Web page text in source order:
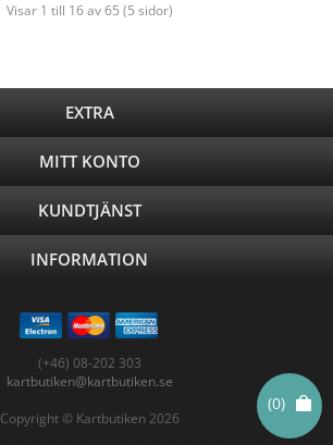
(0)
Visar 1 till 16 av 65 (5 sidor)
EXTRA
MITT KONTO
KUNDTJÄNST
INFORMATION
(+46) 08-202 303
kartbutiken@kartbutiken.se
Copyright © Kartbutiken 2026